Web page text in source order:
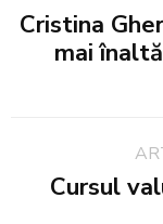
Cristina
mai
Cursul